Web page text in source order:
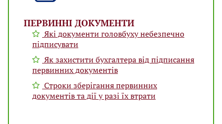
ПЕРВИННІ ДОКУМЕНТИ
Які документи головбуху небезпечно
підписувати
Як захистити бухгалтера від підписання
первинних документів
Строки зберігання первинних
документів та дії у разі їх втрати